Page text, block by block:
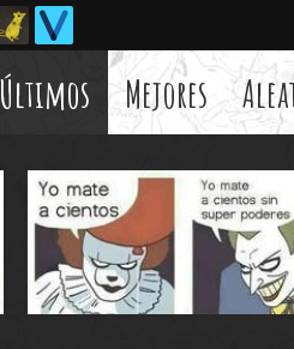
Últimos Mejores